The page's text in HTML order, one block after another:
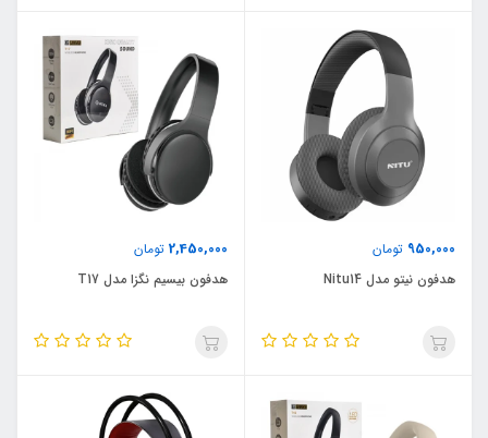
950,000 تومان
هدفون نیتو مدل Nitu14
2,450,000 تومان
هدفون بیسیم نگزا مدل T17